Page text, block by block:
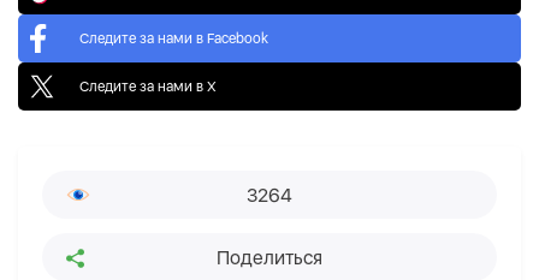
Следите за нами в Facebook
Следите за нами в X
3264
Поделиться